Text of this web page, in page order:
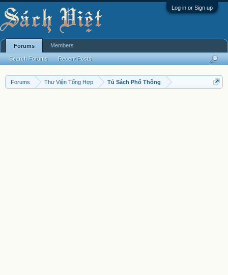
Log in or Sign up
Forums Thư Viện Tổng Hợp Tủ Sách Phổ Thông
Forums
Search Forums Recent Posts
Members